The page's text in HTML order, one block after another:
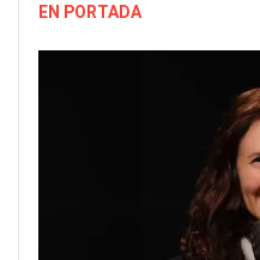
EN PORTADA